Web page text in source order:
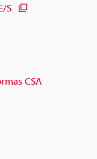
S
CSA